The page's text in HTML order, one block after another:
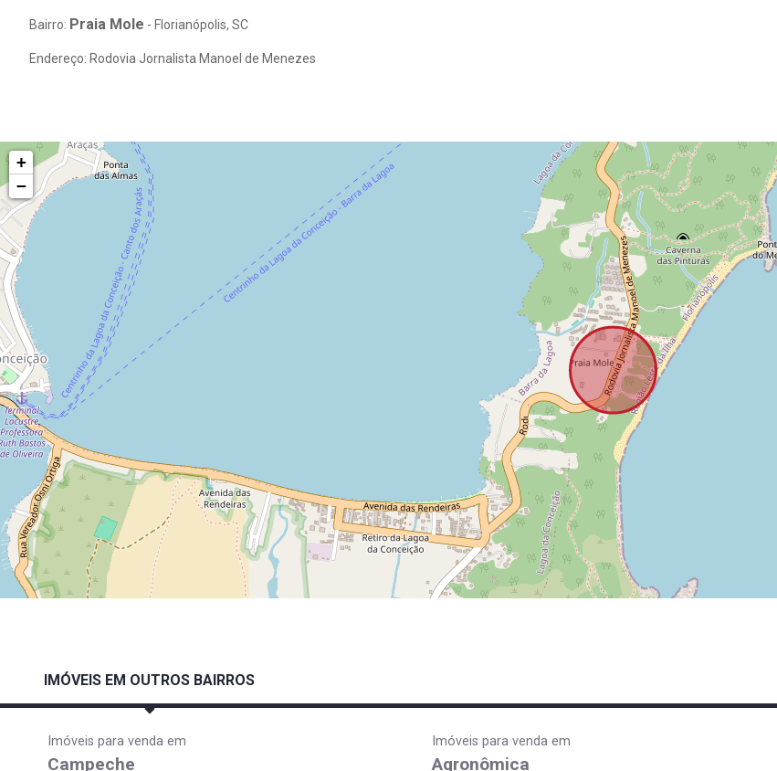
Bairro: Praia Mole - Florianópolis, SC
Endereço: Rodovia Jornalista Manoel de Menezes
+
−
IMÓVEIS EM OUTROS BAIRROS
Imóveis para venda em
Campeche
Imóveis para venda em
Agronômica